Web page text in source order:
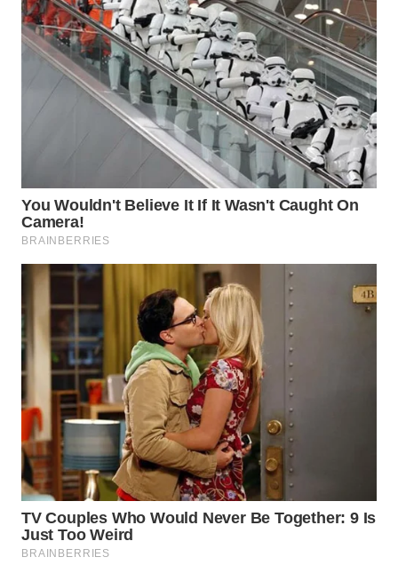
WN
SUKABUMI
PRIANGAN
TIMUR
SEMARANG
SOLO
WN
BOROBUDUR
WN
MADURA
WN
SURABAYA